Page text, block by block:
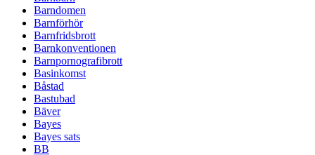
Barndomen
Barnförhör
Barnfridsbrott
Barnkonventionen
Barnpornografibrott
Basinkomst
Båstad
Bastubad
Bäver
Bayes
Bayes sats
BB